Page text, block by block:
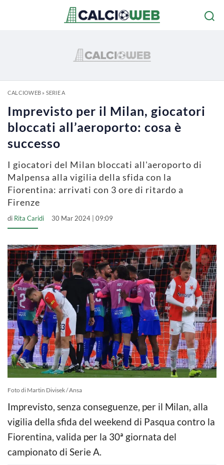
CALCIOWEB» SERIE A
Imprevisto per il Milan, giocatori
bloccati all’aeroporto: cosa è
successo
I giocatori del Milan bloccati all'aeroporto di
Malpensa alla vigilia della sfida con la
Fiorentina: arrivati con 3 ore di ritardo a
Firenze
di Rita Caridi 30 Mar 2024 | 09:09
Foto di Martin Divisek / Ansa
Imprevisto, senza conseguenze, per il Milan, alla
vigilia della sfida del weekend di Pasqua contro la
Fiorentina, valida per la 30ª giornata del
campionato di Serie A.